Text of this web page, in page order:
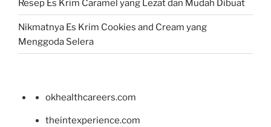
Resep Es Krim Caramel yang Lezat dan Mudah Dibuat
Nikmatnya Es Krim Cookies and Cream yang
Menggoda Selera
okhealthcareers.com
theintexperience.com